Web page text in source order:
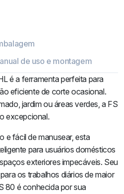
de uso e montagem
é a ferramenta perfeita para
eficiente de corte ocasional.
jardim ou áreas verdes, a FS
excepcional.
e fácil de manusear, esta
para usuários domésticos
exteriores impecáveis. Seu
os trabalhos diários de maior
80 é conhecida por sua